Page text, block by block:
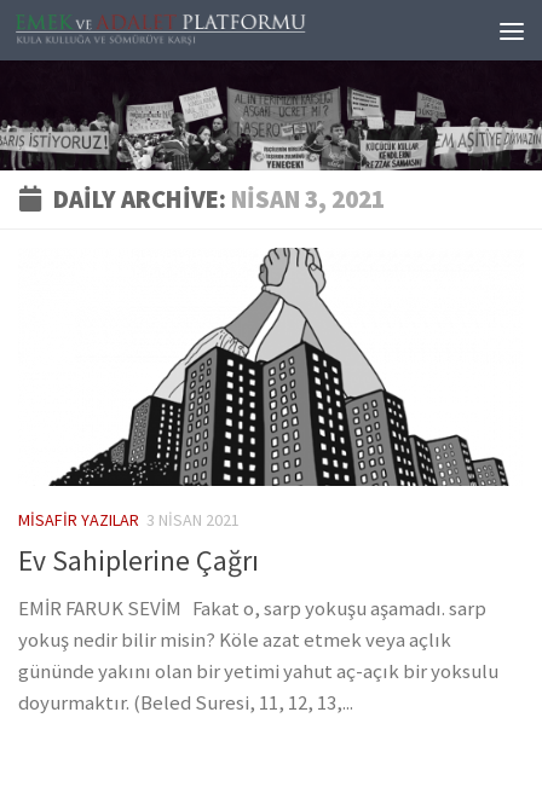
Skip to content
DAILY ARCHIVE: NISAN 3, 2021
MISAFIR YAZILAR 3 NISAN 2021
Ev Sahiplerine Çağrı
EMİR FARUK SEVİM Fakat o, sarp yokuşu aşamadı. sarp
yokuş nedir bilir misin? Köle azat etmek veya açlık
gününde yakını olan bir yetimi yahut aç-açık bir yoksulu
doyurmaktır. (Beled Suresi, 11, 12, 13,...